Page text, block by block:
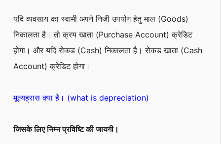
यदि व्यवसाय का स्वामी अपने निजी उपयोग हेतु माल (Goods)
निकालता है। तो क्रय खाता (Purchase Account) क्रेडिट
होगा। और यदि रोकड (Cash) निकालता है। रोकड खाता (Cash
Account) क्रेडिट होगा।
मूल्यह्रास क्या है। (what is depreciation)
जिसके लिए निम्न प्रविष्टि की जायगी।